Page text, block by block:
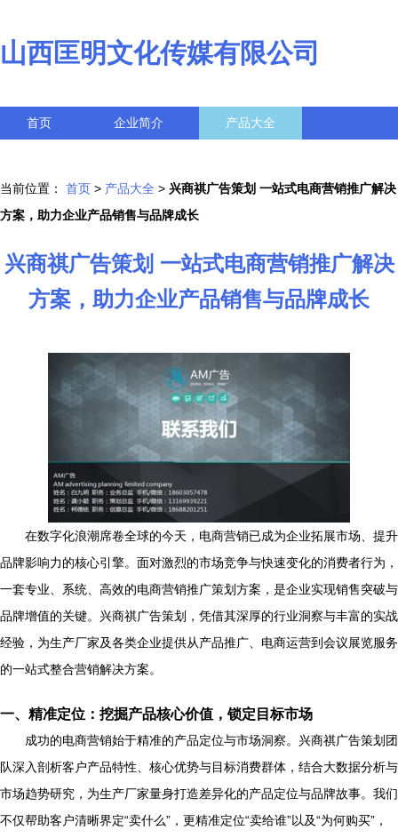
山西匡明文化传媒有限公司
首页 企业简介 产品大全
当前位置： 首页 > 产品大全 > 兴商祺广告策划 一站式电商营销推广解决
方案，助力企业产品销售与品牌成长
兴商祺广告策划 一站式电商营销推广解决
方案，助力企业产品销售与品牌成长
在数字化浪潮席卷全球的今天，电商营销已成为企业拓展市场、提升
品牌影响力的核心引擎。面对激烈的市场竞争与快速变化的消费者行为，
一套专业、系统、高效的电商营销推广策划方案，是企业实现销售突破与
品牌增值的关键。兴商祺广告策划，凭借其深厚的行业洞察与丰富的实战
经验，为生产厂家及各类企业提供从产品推广、电商运营到会议展览服务
的一站式整合营销解决方案。
一、精准定位：挖掘产品核心价值，锁定目标市场
成功的电商营销始于精准的产品定位与市场洞察。兴商祺广告策划团
队深入剖析客户产品特性、核心优势与目标消费群体，结合大数据分析与
市场趋势研究，为生产厂家量身打造差异化的产品定位与品牌故事。我们
不仅帮助客户清晰界定“卖什么”，更精准定位“卖给谁”以及“为何购买”，